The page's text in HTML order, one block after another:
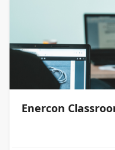
Enercon
WIĘCEJ